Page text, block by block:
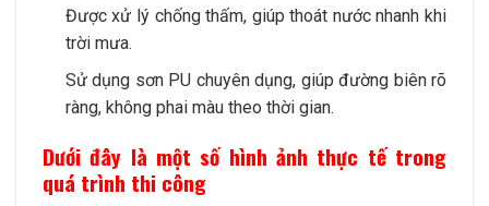
Được xử lý chống thấm, giúp thoát nước nhanh khi
trời mưa.
Sử dụng sơn PU chuyên dụng, giúp đường biên rõ
ràng, không phai màu theo thời gian.
Dưới đây là một số hình ảnh thực tế trong
quá trình thi công